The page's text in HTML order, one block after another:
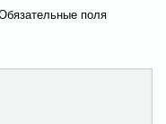
поля